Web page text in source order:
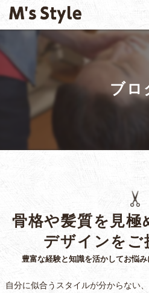
ブロ
骨格や髪質を見極
デザインを
豊富な経験と知識を活かしてお悩
自分に似合うスタイルが分からない